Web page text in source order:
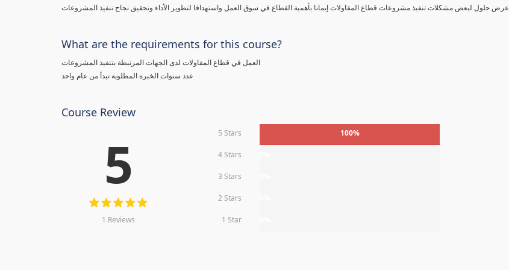
عرض حلول لبعض مشكلات تنفيذ مشروعات قطاع المقاولات إيمانا بأهمية القطاع في سوق العمل واستهدافا لتطوير الأداء وتحقيق نجاح تنفيذ المشروعات
What are the requirements for this course?
عدد سنوات الخبرة المطلوبة تبدأ من عام واحد
Course Review
5
1 Reviews
5 Stars 100%
4 Stars
3 Stars
2 Stars
1 Star